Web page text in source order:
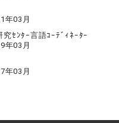
年03月
究ｾﾝﾀｰ言語ｺｰﾃﾞｨﾈｰﾀｰ
年03月
年03月